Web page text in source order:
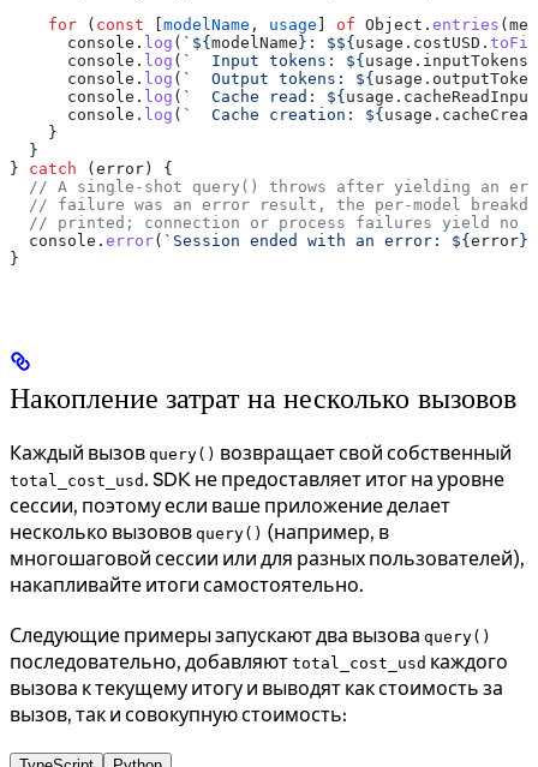
    for
( const modelName , usage of Object . entries (
      console
. log ( ` ${ modelName } : $${ usage . costUSD .
      console
. log ( `  Input tokens: ${ usage . inputTokens
      console
. log ( `  Output tokens: ${ usage .
      console
. log ( `  Cache read: ${ usage .
      console
. log ( `  Cache creation: ${ usage .
    }
  }
} catch ( error ) {
// A single-shot query() throws after yielding an
// failure was an error result, the per-model
// printed; connection or process failures yield no
  console
. error( `Session ended with an error: ${ error}
}
Накопление затрат на несколько вызовов
Каждый вызов query() возвращает свой собственный
total_cost_usd . SDK не предоставляет итог на уровне
сессии, поэтому если ваше приложение делает
несколько вызовов query() (например, в
многошаговой сессии или для разных пользователей),
накапливайте итоги самостоятельно.
Следующие примеры запускают два вызова query()
последовательно, добавляют total_cost_usd каждого
вызова к текущему итогу и выводят как стоимость за
вызов, так и совокупную стоимость: